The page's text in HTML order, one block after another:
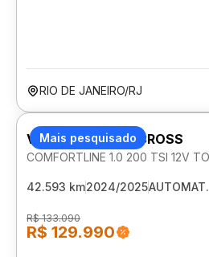
RIO DE JANEIRO/RJ
Mais pesquisado
VOLKSWAGEN T-CROSS
42.593 km2024/2025AUTOMAT.
R$ 133.090
R$ 129.990